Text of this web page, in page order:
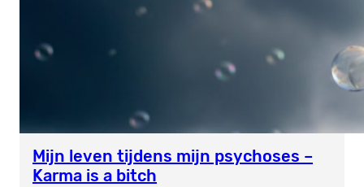
Mijn leven tijdens mijn psychoses –
Karma is a bitch